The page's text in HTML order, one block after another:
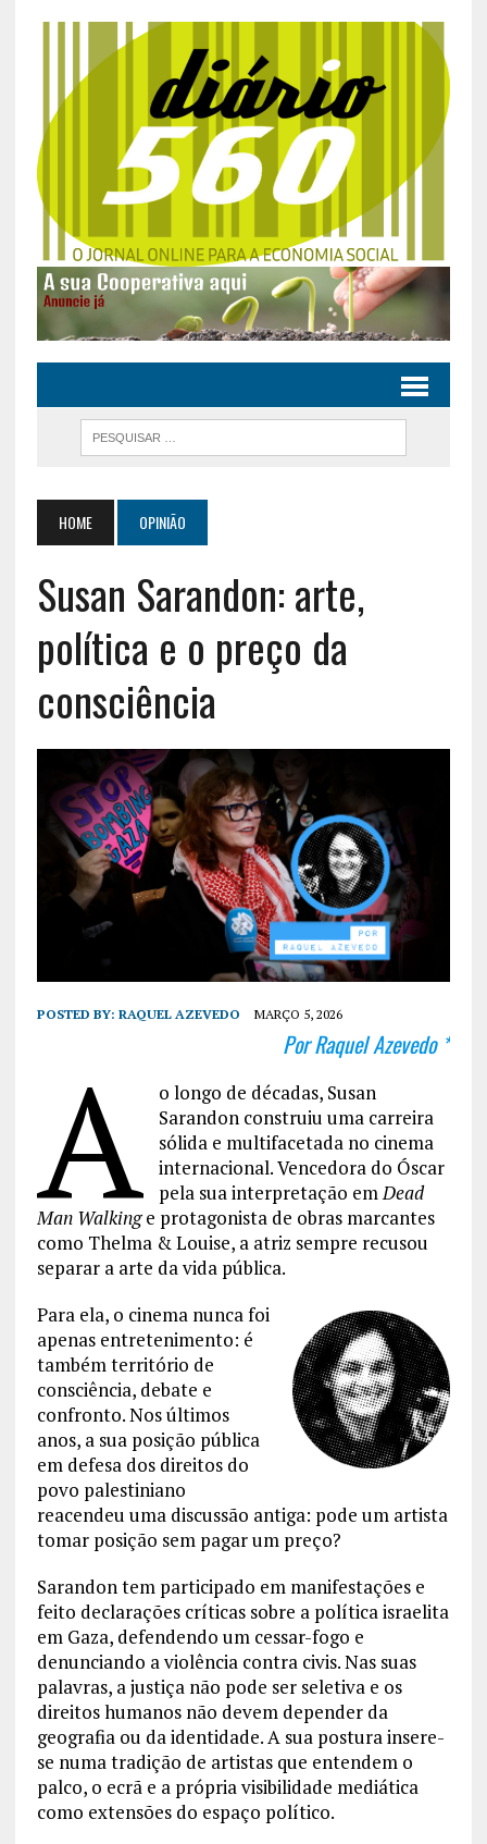
HOME OPINIÃO
Susan Sarandon: arte,
política e o preço da
consciência
POSTED BY: RAQUEL AZEVEDO MARÇO 5, 2026
Por Raquel Azevedo *
A
o longo de décadas, Susan
Sarandon construiu uma carreira
sólida e multifacetada no cinema
internacional. Vencedora do Óscar
pela sua interpretação emDead
Man Walkinge protagonista de obras marcantes
como Thelma & Louise, a atriz sempre recusou
separar a arte da vida pública.
Para ela, o cinema nunca foi
apenas entretenimento: é
também território de
consciência, debate e
confronto. Nos últimos
anos, a sua posição pública
em defesa dos direitos do
povo palestiniano
reacendeu uma discussão antiga: pode um artista
tomar posição sem pagar um preço?
Sarandon tem participado em manifestações e
feito declarações críticas sobre a política israelita
em Gaza, defendendo um cessar-fogo e
denunciando a violência contra civis. Nas suas
palavras, a justiça não pode ser seletiva e os
direitos humanos não devem depender da
geografia ou da identidade. A sua postura insere-
se numa tradição de artistas que entendem o
palco, o ecrã e a própria visibilidade mediática
como extensões do espaço político.